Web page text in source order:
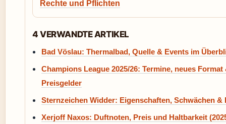
Rechte und Pflichten
4 VERWANDTE ARTIKEL
Bad Vöslau: Thermalbad, Quelle & Events im
Champions League 2025/26: Termine, neues Format
Preisgelder
Sternzeichen Widder: Eigenschaften, Schwächen &
Xerjoff Naxos: Duftnoten, Preis und Haltbarkeit